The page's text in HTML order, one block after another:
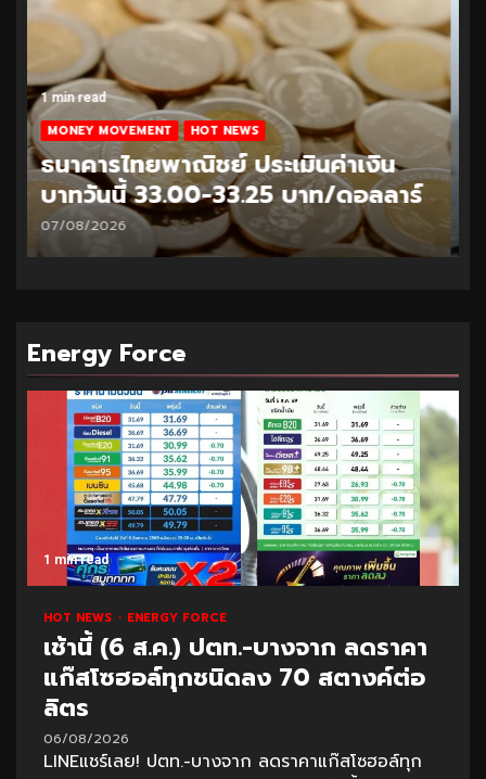
1 min read
MONEY MOVEMENT HOT NEWS
ธนาคารไทยพาณิชย์ ประเมินค่าเงิน
บาทวันนี้ 32.95-33.20 บาท/ดอลลาร์
06/08/2026
Energy Force
1 min read
HOT NEWS ENERGY FORCE
เช้านี้ (6 ส.ค.) ปตท.-บางจาก ลดราคา
แก๊สโซฮอล์ทุกชนิดลง 70 สตางค์ต่อ
ลิตร
06/08/2026
LINEแชร์เลย! ปตท.-บางจาก ลดราคาแก๊สโซฮอล์ทุก